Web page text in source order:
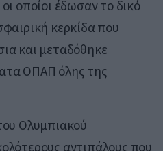
οποίοι έδωσαν το δικό
κερκίδα που
και μεταδόθηκε
ΟΠΑΠ όλης της
Ολυμπιακού
αντιπάλους που